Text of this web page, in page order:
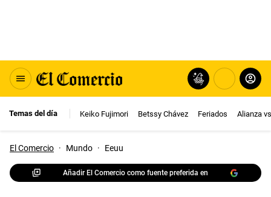
Temas del día Keiko Fujimori Betssy Chávez Feriados Alianza
El Comercio · Mundo · Eeuu
Añadir El Comercio como fuente preferida en